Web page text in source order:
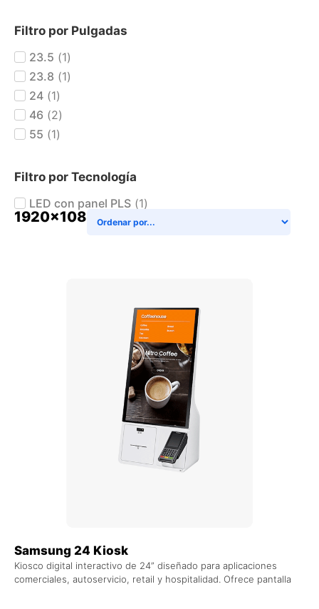
Filtro por Pulgadas
23.5 (1)
23.8 (1)
24 (1)
46 (2)
55 (1)
Filtro por Tecnología
LED con panel PLS (1)
1920x1080
Samsung 24 Kiosk
Kiosco digital interactivo de 24” diseñado para aplicaciones
comerciales, autoservicio, retail y hospitalidad. Ofrece pantalla